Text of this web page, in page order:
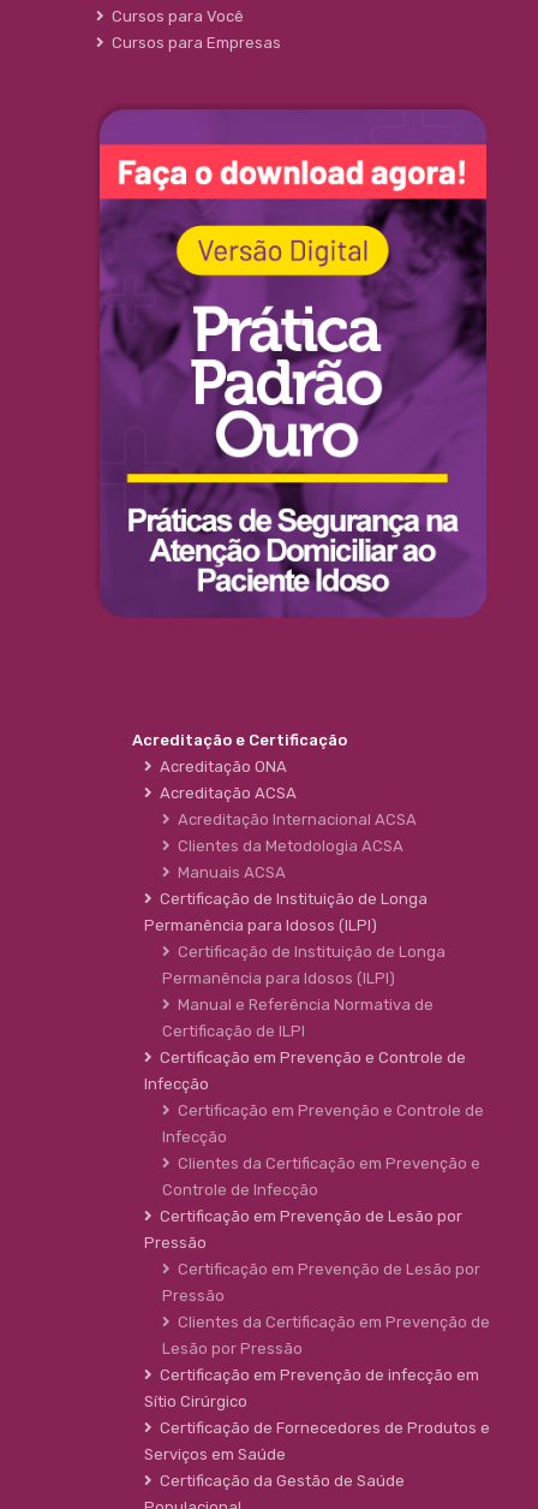
Cursos para Você
Cursos para Empresas
Acreditação e Certificação
Acreditação ONA
Acreditação ACSA
Acreditação Internacional ACSA
Clientes da Metodologia ACSA
Manuais ACSA
Certificação de Instituição de Longa
Permanência para Idosos (ILPI)
Certificação de Instituição de Longa
Permanência para Idosos (ILPI)
Manual e Referência Normativa de
Certificação de ILPI
Certificação em Prevenção e Controle de
Infecção
Certificação em Prevenção e Controle de
Infecção
Clientes da Certificação em Prevenção e
Controle de Infecção
Certificação em Prevenção de Lesão por
Pressão
Certificação em Prevenção de Lesão por
Pressão
Clientes da Certificação em Prevenção de
Lesão por Pressão
Certificação em Prevenção de infecção em
Sítio Cirúrgico
Certificação de Fornecedores de Produtos e
Serviços em Saúde
Certificação da Gestão de Saúde